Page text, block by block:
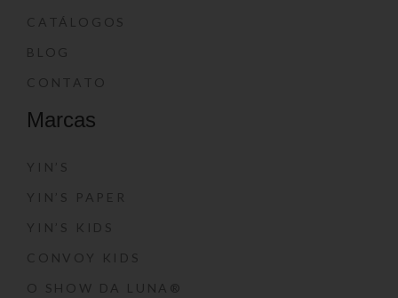
CATÁLOGOS
BLOG
CONTATO
Marcas
YIN’S
YIN’S PAPER
YIN’S KIDS
CONVOY KIDS
O SHOW DA LUNA®